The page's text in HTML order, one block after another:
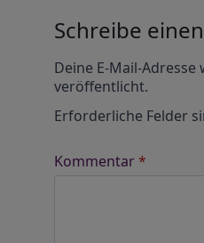
Schreibe
Deine E-Mail-
veröffentlicht.
Erforderliche Felder
Kommentar*